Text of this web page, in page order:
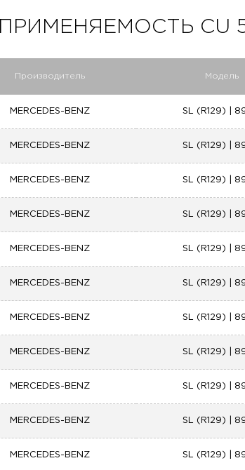
ПРИМЕНЯЕМОСТЬ CU
Производитель Модель
MERCEDES-BENZ SL (R129) |
MERCEDES-BENZ SL (R129) |
MERCEDES-BENZ SL (R129) |
MERCEDES-BENZ SL (R129) |
MERCEDES-BENZ SL (R129) |
MERCEDES-BENZ SL (R129) |
MERCEDES-BENZ SL (R129) |
MERCEDES-BENZ SL (R129) |
MERCEDES-BENZ SL (R129) |
MERCEDES-BENZ SL (R129) |
MERCEDES-BENZ SL (R129) |